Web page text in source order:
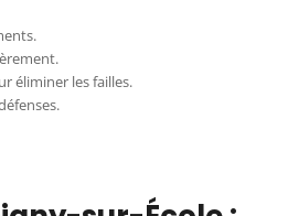
éliminer les failles.